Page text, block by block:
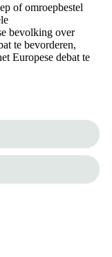
of omroepbestel
bevolking over
te bevorderen,
Europese debat te